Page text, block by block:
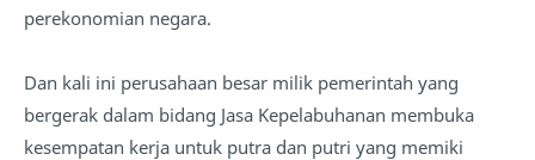
perekonomian negara.
Dan kali ini perusahaan besar milik pemerintah yang
bergerak dalam bidang Jasa Kepelabuhanan membuka
kesempatan kerja untuk putra dan putri yang memiki